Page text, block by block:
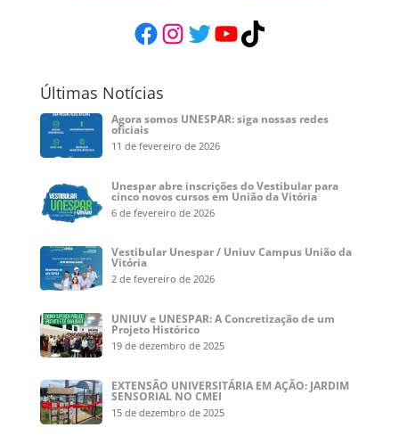
Facebook
Instagram
Twitter
YouTube
TikTok
Últimas Notícias
Agora somos UNESPAR: siga nossas redes
oficiais
11 de fevereiro de 2026
Unespar abre inscrições do Vestibular para
cinco novos cursos em União da Vitória
6 de fevereiro de 2026
Vestibular Unespar / Uniuv Campus União da
Vitória
2 de fevereiro de 2026
UNIUV e UNESPAR: A Concretização de um
Projeto Histórico
19 de dezembro de 2025
EXTENSÃO UNIVERSITÁRIA EM AÇÃO: JARDIM
SENSORIAL NO CMEI
15 de dezembro de 2025